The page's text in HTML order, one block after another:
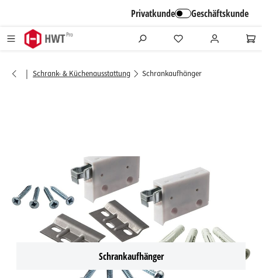
Privatkunde Geschäftskunde
| Schrank- & Küchenausstattung Schrankaufhänger
Schrankaufhänger